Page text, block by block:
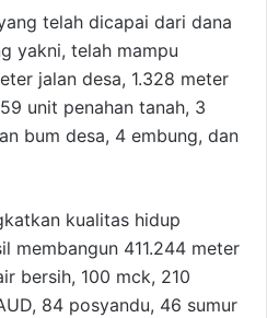
telah dicapai dari dana
yakni, telah mampu
jalan desa, 1.328 meter
unit penahan tanah, 3
bum desa, 4 embung, dan
kualitas hidup
membangun 411.244 meter
bersih, 100 mck, 210
84 posyandu, 46 sumur